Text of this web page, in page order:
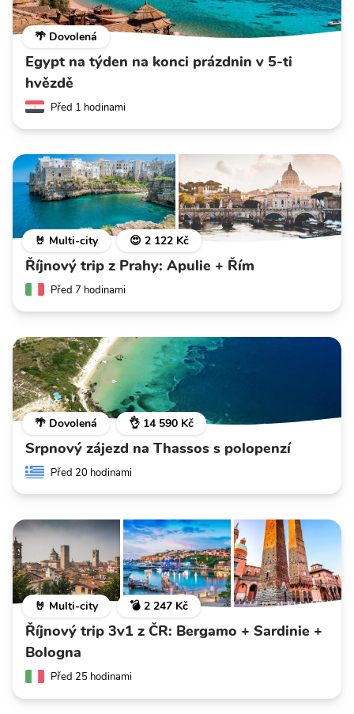
🌴 Dovolená
Egypt na týden na konci prázdnin v 5-ti
hvězdě
Před 1 hodinami
🤘 Multi-city 😍 2 122 Kč
Říjnový trip z Prahy: Apulie + Řím
Před 7 hodinami
🌴 Dovolená 👌 14 590 Kč
Srpnový zájezd na Thassos s polopenzí
Před 20 hodinami
🤘 Multi-city 💣 2 247 Kč
Říjnový trip 3v1 z ČR: Bergamo + Sardinie +
Bologna
Před 25 hodinami